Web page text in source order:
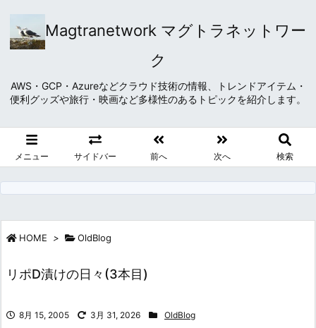
Magtranetwork マグトラネットワー
ク
AWS・GCP・Azureなどクラウド技術の情報、トレンドアイテム・
便利グッズや旅行・映画など多様性のあるトピックを紹介します。
メニュー サイドバー 前へ 次へ 検索
HOME > OldBlog
リポD漬けの日々(3本目)
8月 15, 2005 3月 31, 2026 OldBlog